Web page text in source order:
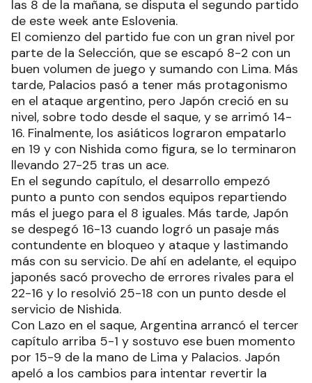
las 8 de la mañana, se disputa el segundo partido
de este week ante Eslovenia.
El comienzo del partido fue con un gran nivel por
parte de la Selección, que se escapó 8-2 con un
buen volumen de juego y sumando con Lima. Más
tarde, Palacios pasó a tener más protagonismo
en el ataque argentino, pero Japón creció en su
nivel, sobre todo desde el saque, y se arrimó 14-
16. Finalmente, los asiáticos lograron empatarlo
en 19 y con Nishida como figura, se lo terminaron
llevando 27-25 tras un ace.
En el segundo capítulo, el desarrollo empezó
punto a punto con sendos equipos repartiendo
más el juego para el 8 iguales. Más tarde, Japón
se despegó 16-13 cuando logró un pasaje más
contundente en bloqueo y ataque y lastimando
más con su servicio. De ahí en adelante, el equipo
japonés sacó provecho de errores rivales para el
22-16 y lo resolvió 25-18 con un punto desde el
servicio de Nishida.
Con Lazo en el saque, Argentina arrancó el tercer
capítulo arriba 5-1 y sostuvo ese buen momento
por 15-9 de la mano de Lima y Palacios. Japón
apeló a los cambios para intentar revertir la